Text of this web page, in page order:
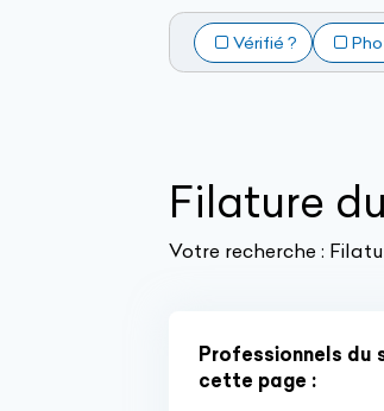
Vérifié ?
Filature
Votre recherche :
Professionnels du
cette page :